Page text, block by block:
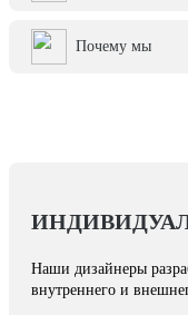
Почему мы
Наши дизайнеры
внутреннего и